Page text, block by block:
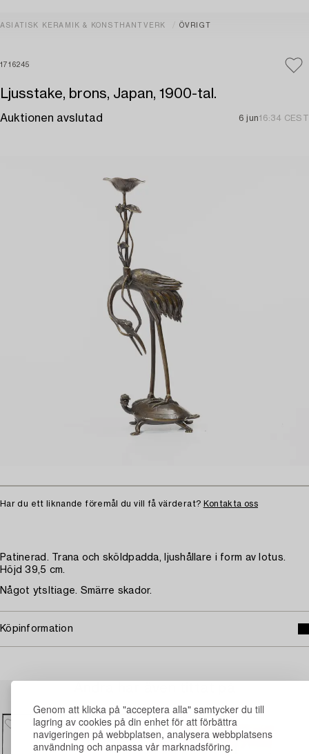
Genom att klicka på "acceptera alla" samtycker du till
lagring av cookies på din enhet för att förbättra
navigeringen på webbplatsen, analysera webbplatsens
användning och anpassa vår marknadsföring.
ASIATISK KERAMIK & KONSTHANTVERK ÖVRIGT
1716245
Ljusstake, brons, Japan, 1900-tal.
Auktionen avslutad 6 jun16:34 CEST
Har du ett liknande föremål du vill få värderat? Kontakta oss
Patinerad. Trana och sköldpadda, ljushållare i form av lotus.
Höjd 39,5 cm.
Något ytsltiage. Smärre skador.
Köpinformation